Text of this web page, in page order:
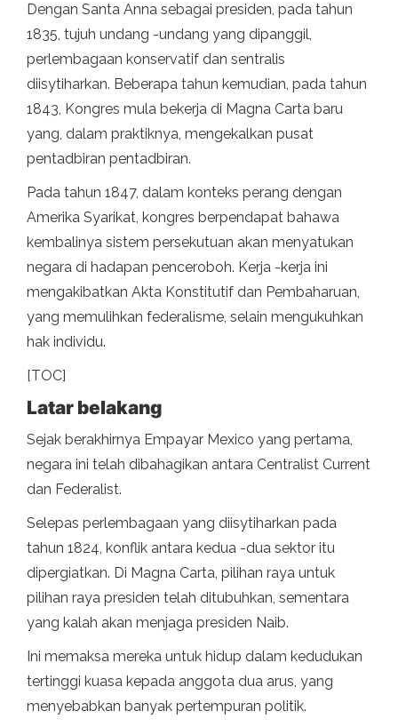
Dengan Santa Anna sebagai presiden, pada tahun
1835, tujuh undang -undang yang dipanggil,
perlembagaan konservatif dan sentralis
diisytiharkan. Beberapa tahun kemudian, pada tahun
1843, Kongres mula bekerja di Magna Carta baru
yang, dalam praktiknya, mengekalkan pusat
pentadbiran pentadbiran.
Pada tahun 1847, dalam konteks perang dengan
Amerika Syarikat, kongres berpendapat bahawa
kembalinya sistem persekutuan akan menyatukan
negara di hadapan penceroboh. Kerja -kerja ini
mengakibatkan Akta Konstitutif dan Pembaharuan,
yang memulihkan federalisme, selain mengukuhkan
hak individu.
[TOC]
Latar belakang
Sejak berakhirnya Empayar Mexico yang pertama,
negara ini telah dibahagikan antara Centralist Current
dan Federalist.
Selepas perlembagaan yang diisytiharkan pada
tahun 1824, konflik antara kedua -dua sektor itu
dipergiatkan. Di Magna Carta, pilihan raya untuk
pilihan raya presiden telah ditubuhkan, sementara
yang kalah akan menjaga presiden Naib.
Ini memaksa mereka untuk hidup dalam kedudukan
tertinggi kuasa kepada anggota dua arus, yang
menyebabkan banyak pertempuran politik.